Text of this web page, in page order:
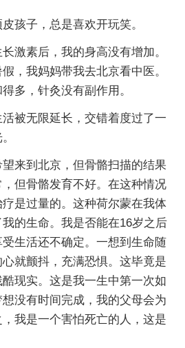
孩子，总是喜欢开玩笑。
激素后，我的身高没有增加。
，我妈妈带我去北京看中医。
多，针灸没有副作用。
被无限延长，交错着度过了一
来到北京，但骨骼扫描的结果
但骨骼发育不好。在这种情况
是过量的。这种荷尔蒙在我体
的生命。我是否能在16岁之后
受生活还不确定。一想到生命随
就颤抖，充满恐惧。这毕竟是
现实。这是我一生中第一次如
没有时间完成，我的父母会为
我是一个害怕死亡的人，这是